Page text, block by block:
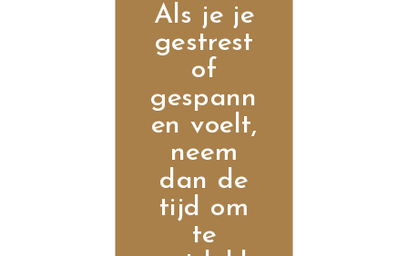
Als je je
gestrest
of
gespann
en voelt,
neem
dan de
tijd om
te